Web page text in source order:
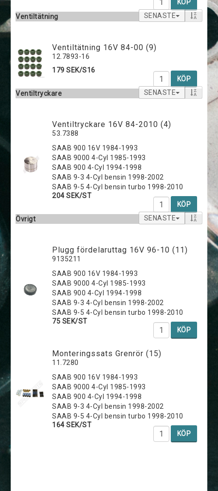
KÖP
Ventiltätning
SENASTE
Ventiltätning 16V 84-00 (9)
12.7893-16
179 SEK/S16
KÖP
Ventiltryckare
SENASTE
Ventiltryckare 16V 84-2010 (4)
53.7388
SAAB 900 16V 1984-1993
SAAB 9000 4-Cyl 1985-1993
SAAB 900 4-Cyl 1994-1998
SAAB 9-3 4-Cyl bensin 1998-2002
SAAB 9-5 4-Cyl bensin turbo 1998-2010
204 SEK/ST
KÖP
Övrigt
SENASTE
Plugg fördelaruttag 16V 96-10 (11)
9135211
SAAB 900 16V 1984-1993
SAAB 9000 4-Cyl 1985-1993
SAAB 900 4-Cyl 1994-1998
SAAB 9-3 4-Cyl bensin 1998-2002
SAAB 9-5 4-Cyl bensin turbo 1998-2010
75 SEK/ST
KÖP
Monteringssats Grenrör (15)
11.7280
SAAB 900 16V 1984-1993
SAAB 9000 4-Cyl 1985-1993
SAAB 900 4-Cyl 1994-1998
SAAB 9-3 4-Cyl bensin 1998-2002
SAAB 9-5 4-Cyl bensin turbo 1998-2010
164 SEK/ST
KÖP